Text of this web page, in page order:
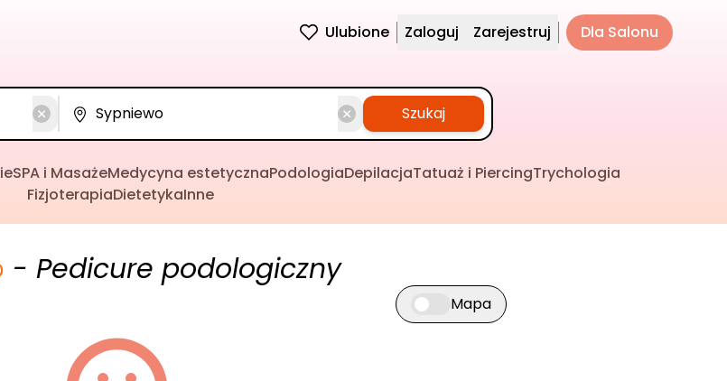
Ulubione Zaloguj Zarejestruj Dla Salonu
Szukaj
SPA i MasażeMedycyna estetycznaPodologiaDepilacjaTatuaż i PiercingTrychologia
FizjoterapiaDietetykaInne
- Pedicure podologiczny
Przełącz widok mapy
Mapa